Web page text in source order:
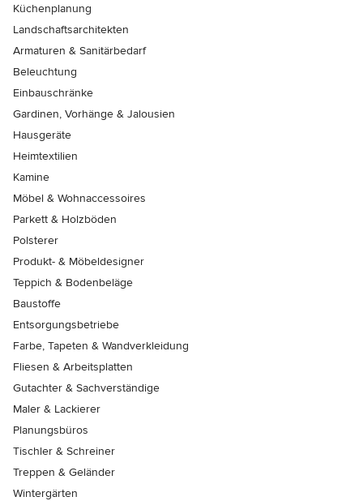
Küchenplanung
Landschaftsarchitekten
Armaturen & Sanitärbedarf
Beleuchtung
Einbauschränke
Gardinen, Vorhänge & Jalousien
Hausgeräte
Heimtextilien
Kamine
Möbel & Wohnaccessoires
Parkett & Holzböden
Polsterer
Produkt- & Möbeldesigner
Teppich & Bodenbeläge
Baustoffe
Entsorgungsbetriebe
Farbe, Tapeten & Wandverkleidung
Fliesen & Arbeitsplatten
Gutachter & Sachverständige
Maler & Lackierer
Planungsbüros
Tischler & Schreiner
Treppen & Geländer
Wintergärten